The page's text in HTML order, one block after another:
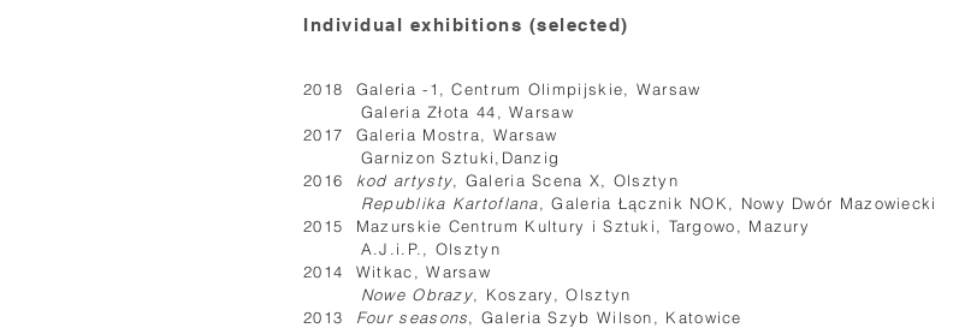
Individual exhibitions (selected)
2018 Galeria -1, Centrum Olimpijskie, Warsaw
Galeria Złota 44, Warsaw
2017 Galeria Mostra, Warsaw
Garnizon Sztuki,Danzig
2016 kod artysty , Galeria Scena X, Olsztyn
Republika Kartoflana , Galeria Łącznik NOK, Nowy Dwór Mazowiecki
2015 Mazurskie Centrum Kultury i Sztuki, Targowo, Mazury
A.J.i.P., Olsztyn
2014 Witkac, Warsaw
Nowe Obrazy , Koszary, Olsztyn
2013 Four seasons , Galeria Szyb Wilson, Katowice